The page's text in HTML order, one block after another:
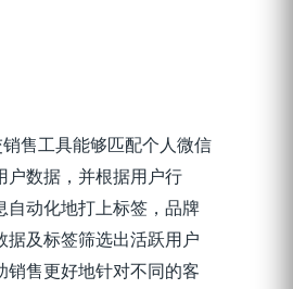
售工具能够匹配个人微信
户数据，并根据用户行
自动化地打上标签，品牌
据及标签筛选出活跃用户
销售更好地针对不同的客